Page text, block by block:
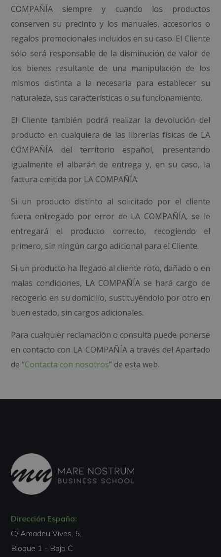
COMPAÑÍA siempre y cuando los productos
conserven su precinto y los manuales, accesorios o
regalos promocionales incluidos en su caso. El Cliente
sólo será responsable de la disminución de valor de
los bienes resultante de una manipulación de los
mismos distinta a la necesaria para establecer su
naturaleza, sus características o su funcionamiento.
El Cliente también podrá realizar la devolución del
producto en cualquiera de las librerías físicas de LA
COMPAÑÍA del territorio español, presentando
igualmente el albarán de entrega y, en su caso, la
factura emitida por LA COMPAÑÍA.
Si un producto distinto al solicitado por el cliente
fuera entregado por error de LA COMPAÑÍA, se le
entregará el producto correcto, recogiendo el
primero, sin ningún cargo adicional para el Cliente.
Si un producto ha llegado al cliente roto, dañado o en
malas condiciones, LA COMPAÑÍA se hará cargo de
recogerlo en su domicilio, sustituyéndolo por otro en
buen estado, sin cargos adicionales.
Para cualquier reclamación o consulta puede ponerse
en contacto con LA COMPAÑÍA a través del Apartado
de “Contacta con nosotros” de esta web.
Dirección España:
C/ Amadeu Vives, 5,
Bloque 1 - Bajo C